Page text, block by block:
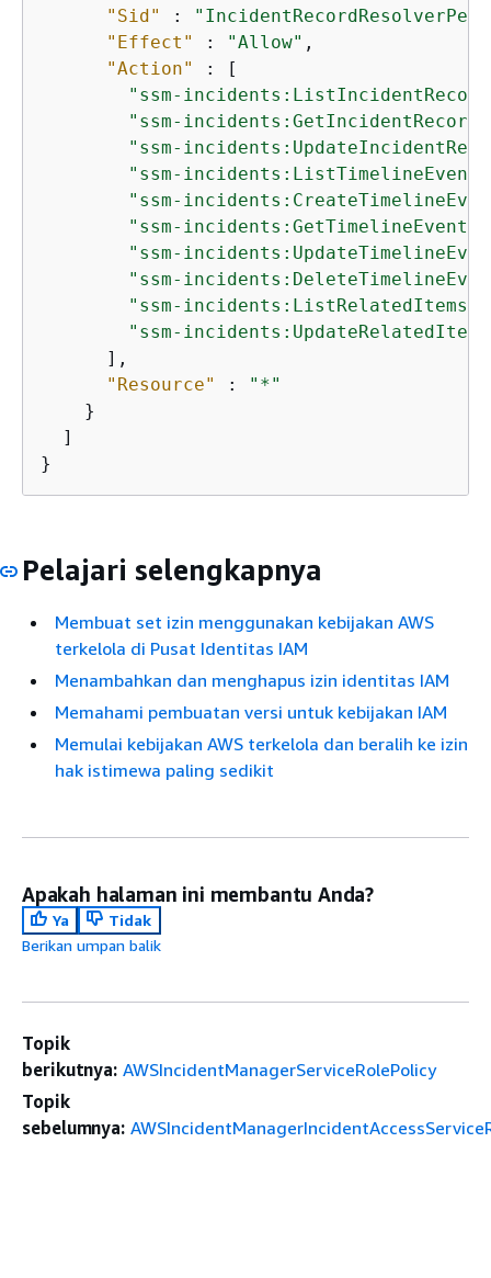
"Sid" :
"Effect"
: "Allow" ,
"Action"
: [
"ssm-
"ssm-incidents:GetIncidentRecord"
"ssm-
"ssm-
"ssm-
"ssm-incidents:GetTimelineEvent"
"ssm-
"ssm-
"ssm-incidents:ListRelatedItems"
"ssm-
      ],
"Resource"
:
"*"
    }
  ]
}
Pelajari selengkapnya
Membuat set izin menggunakan kebijakan AWS
terkelola di Pusat Identitas IAM
Menambahkan dan menghapus izin identitas IAM
Memahami pembuatan versi untuk kebijakan IAM
Memulai kebijakan AWS terkelola dan beralih ke izin
hak istimewa paling sedikit
Apakah halaman ini membantu Anda?
Ya
Tidak
Berikan umpan balik
Topik
berikutnya: AWSIncidentManagerServiceRolePolicy
Topik
sebelumnya: